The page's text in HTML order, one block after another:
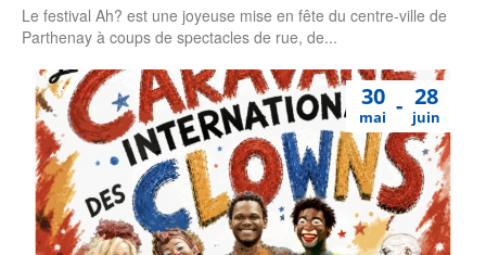
Le festival Ah? est une joyeuse mise en fête du centre-ville de
Parthenay à coups de spectacles de rue, de...
30
mai
28
juin